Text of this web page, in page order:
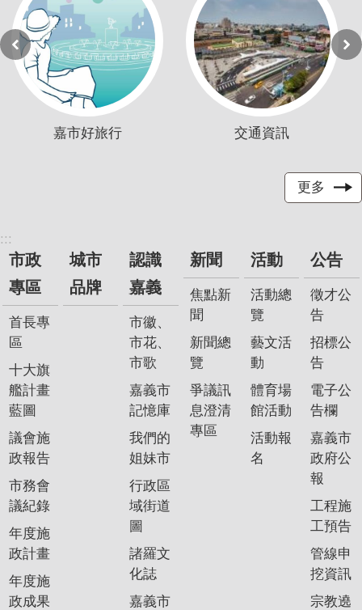
嘉市好旅行 交通資訊
更多
:::
市政
專區
首長專
區
十大旗
艦計畫
藍圖
議會施
政報告
市務會
議紀錄
年度施
政計畫
年度施
政成果
城市
品牌
認識
嘉義
市徽、
市花、
市歌
嘉義市
記憶庫
我們的
姐妹市
行政區
域街道
圖
諸羅文
化誌
嘉義市
新聞
焦點新
聞
新聞總
覽
爭議訊
息澄清
專區
活動
活動總
覽
藝文活
動
體育場
館活動
活動報
名
公告
徵才公
告
招標公
告
電子公
告欄
嘉義市
政府公
報
工程施
工預告
管線申
挖資訊
宗教遶